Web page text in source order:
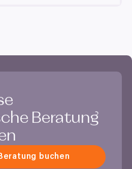
Beratung
buchen